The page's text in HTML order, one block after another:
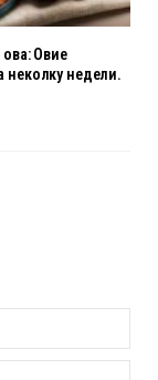
Овие
неколку недели.